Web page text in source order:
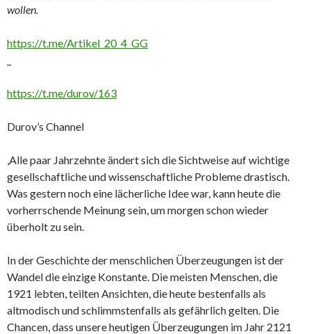
wollen.
https://t.me/Artikel_20_4_GG
https://t.me/durov/163
Durov’s Channel
‚Alle paar Jahrzehnte ändert sich die Sichtweise auf wichtige
gesellschaftliche und wissenschaftliche Probleme drastisch.
Was gestern noch eine lächerliche Idee war, kann heute die
vorherrschende Meinung sein, um morgen schon wieder
überholt zu sein.
In der Geschichte der menschlichen Überzeugungen ist der
Wandel die einzige Konstante. Die meisten Menschen, die
1921 lebten, teilten Ansichten, die heute bestenfalls als
altmodisch und schlimmstenfalls als gefährlich gelten. Die
Chancen, dass unsere heutigen Überzeugungen im Jahr 2121